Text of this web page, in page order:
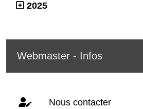
2025
Webmaster - Infos
Nous contacter